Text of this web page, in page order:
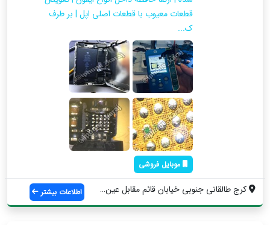
قطعات معیوب با قطعات اصلی اپل | بر طرف
ک...
موبایل فروشی
کرج طالقانی جنوبی خیابان قائم مقابل عین ... اطلاعات بیشتر